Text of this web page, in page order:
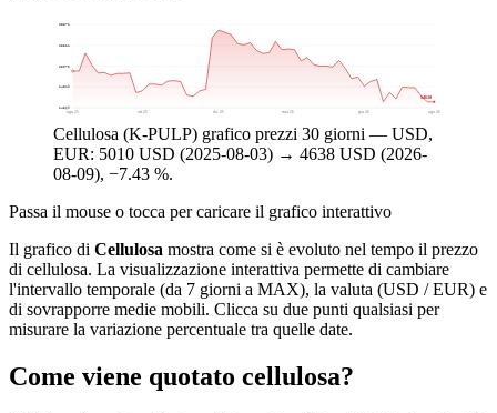
$4569
$4819
$5070
$5321
$5571
ago 25 ott 25 dic 25 mar 26 giu 26 ago 26
$4638
Cellulosa (K-PULP) grafico prezzi 30 giorni — USD,
EUR: 5010 USD (2025-08-03) → 4638 USD (2026-
08-09), −7.43 %.
Passa il mouse o tocca per caricare il grafico interattivo
Il grafico di Cellulosa mostra come si è evoluto nel tempo il prezzo
di cellulosa. La visualizzazione interattiva permette di cambiare
l'intervallo temporale (da 7 giorni a MAX), la valuta (USD / EUR) e
di sovrapporre medie mobili. Clicca su due punti qualsiasi per
misurare la variazione percentuale tra quelle date.
Come viene quotato cellulosa?